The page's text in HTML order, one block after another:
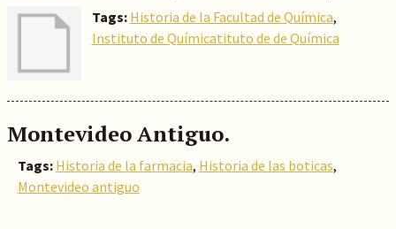
Tags: Historia de la Facultad de Química,
Instituto de Químicatituto de de Química
Montevideo Antiguo.
Tags: Historia de la farmacia, Historia de las boticas,
Montevideo antiguo